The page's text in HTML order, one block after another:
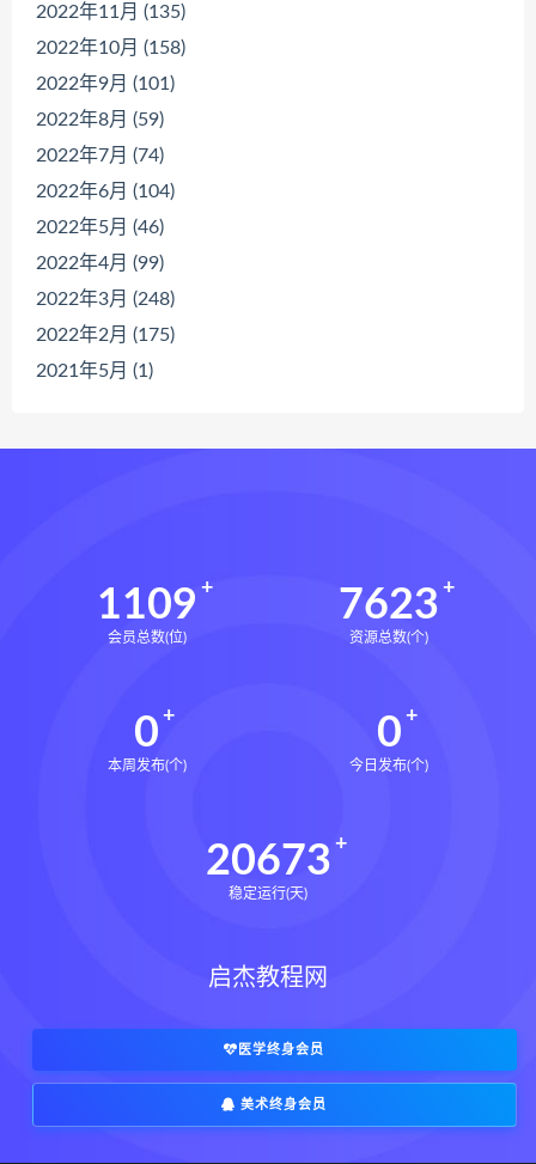
2022年11月 (135)
2022年10月 (158)
2022年9月 (101)
2022年8月 (59)
2022年7月 (74)
2022年6月 (104)
2022年5月 (46)
2022年4月 (99)
2022年3月 (248)
2022年2月 (175)
2021年5月 (1)
1109
会员总数(位)
7623
资源总数(个)
0
本周发布(个)
0
今日发布(个)
20673
稳定运行(天)
启杰教程网
医学终身会员
美术终身会员